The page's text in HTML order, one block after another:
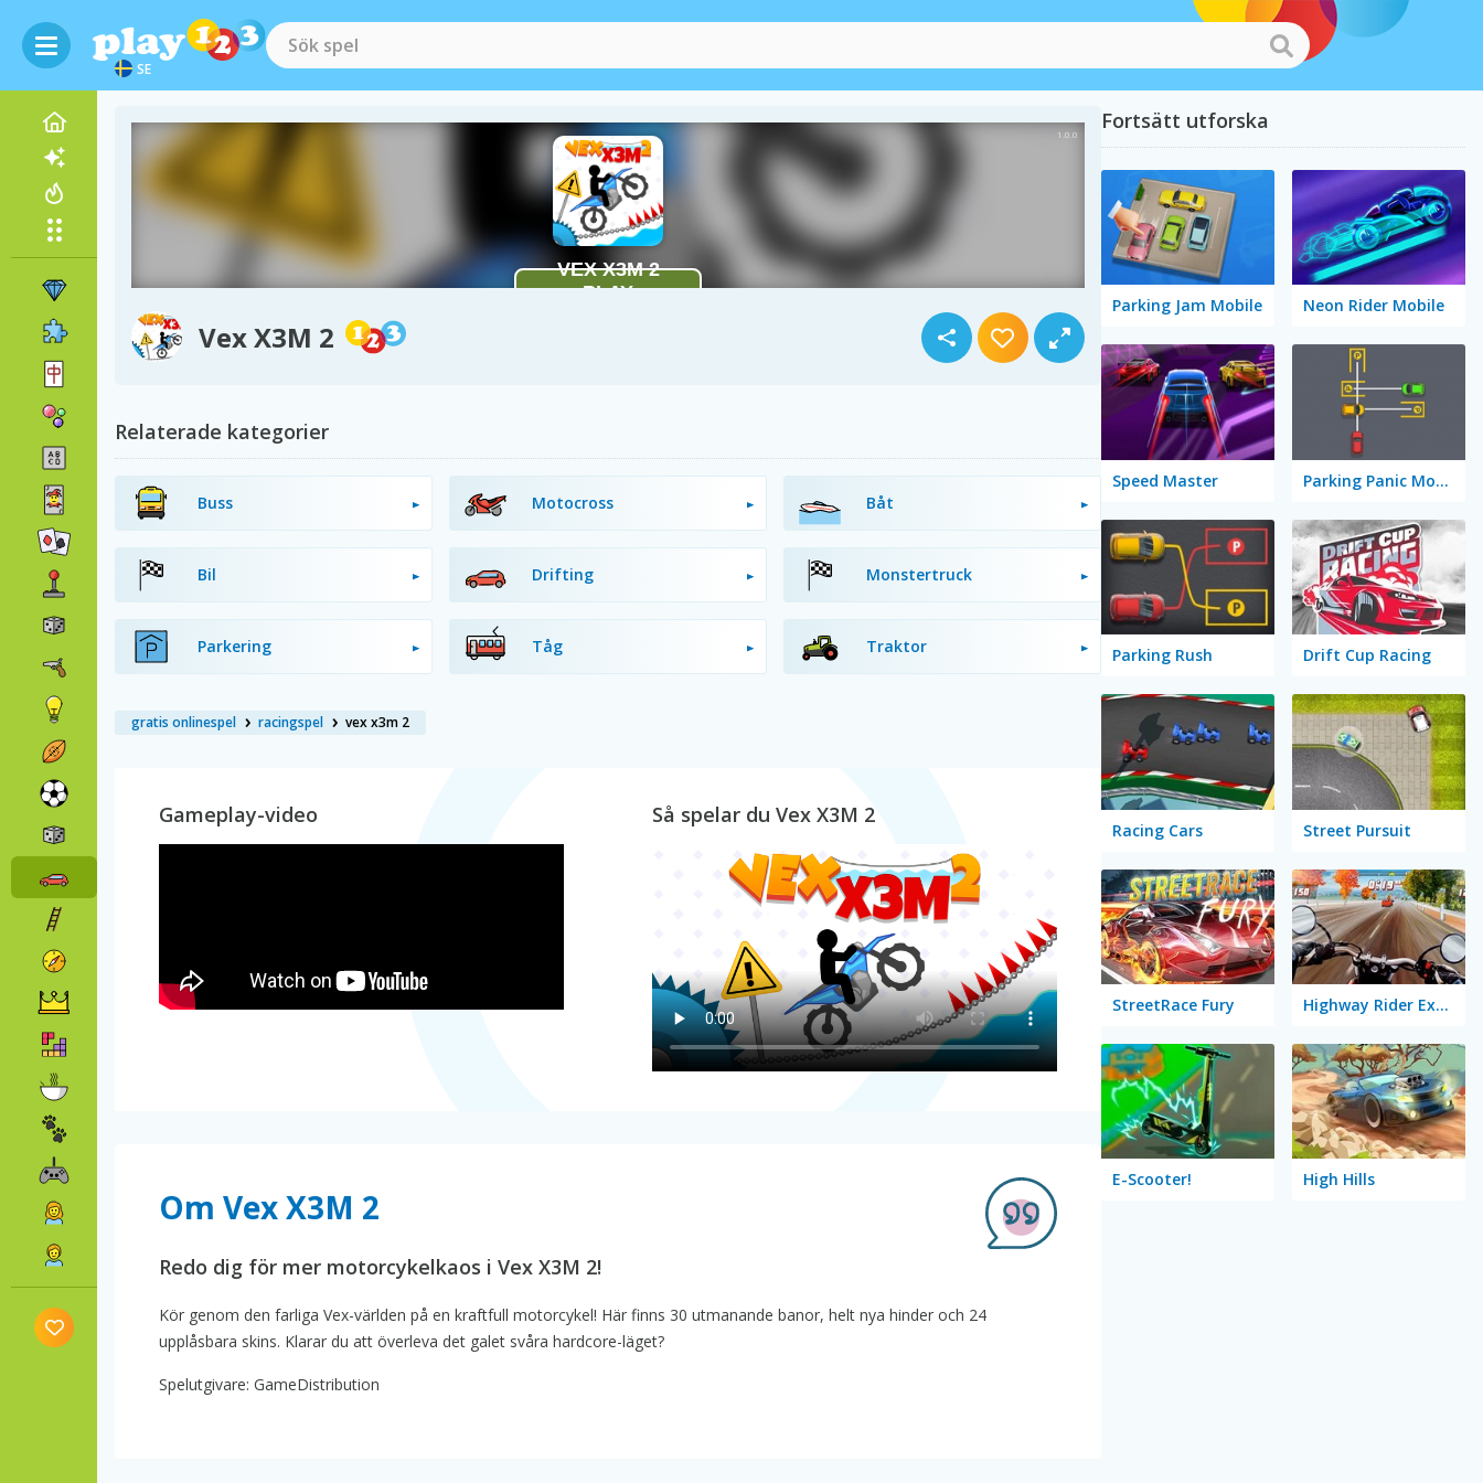
SE
Vex X3M 2
Relaterade kategorier
Buss Motocross Båt
Bil Drifting Monstertruck
Parkering Tåg Traktor
gratis onlinespel racingspel vex x3m 2
Gameplay-video Så spelar du Vex X3M 2
Om Vex X3M 2
Redo dig för mer motorcykelkaos i Vex X3M 2!
Kör genom den farliga Vex-världen på en kraftfull motorcykel! Här finns 30 utmanande banor, helt nya hinder och 24
upplåsbara skins. Klarar du att överleva det galet svåra hardcore-läget?
Spelutgivare: GameDistribution
Fortsätt utforska
Parking Jam Mobile Neon Rider Mobile
Speed Master Parking Panic Mobile
Parking Rush Drift Cup Racing
Racing Cars Street Pursuit
StreetRace Fury Highway Rider Extreme
E-Scooter! High Hills